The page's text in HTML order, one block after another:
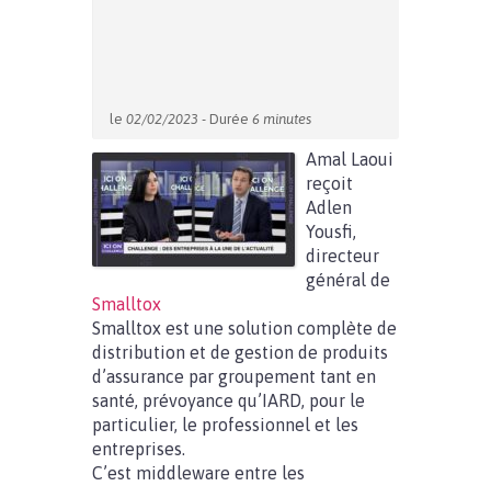
le 02/02/2023 - Durée 6 minutes
Amal Laoui
reçoit
Adlen
Yousfi,
directeur
général de
Smalltox
Smalltox est une solution complète de
distribution et de gestion de produits
d’assurance par groupement tant en
santé, prévoyance qu’IARD, pour le
particulier, le professionnel et les
entreprises.
C’est middleware entre les